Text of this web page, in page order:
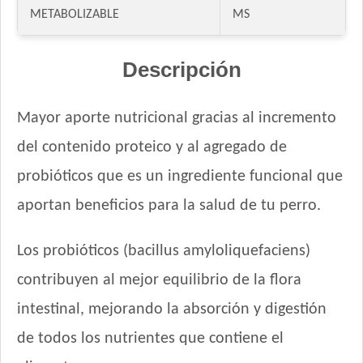
Fawna Perro Adulto Mordida Mediana y Grande
Gandum Perro Adulto
Gooster Perro Adulto
Gran Campeón Maintenance Perro Adulto Mordida Grande
Gran Campeón Perro Adulto Mordida Grande Carne, Pollo y
Cereales
Gran Pastor Perro Criadores
Handler Perro Adulto Mediano y Grande
High Pro Criadores Perro Adulto
Infinity Adulto Razas Medianas y Grandes
Iron Pet Perro Adultos de Razas Medianas y Grandes
METABOLIZABLE
MS
Descripción
Mayor aporte nutricional gracias al incremento
del contenido proteico y al agregado de
probióticos que es un ingrediente funcional que
aportan beneficios para la salud de tu perro.
Los probióticos (bacillus amyloliquefaciens)
contribuyen al mejor equilibrio de la flora
intestinal, mejorando la absorción y digestión
de todos los nutrientes que contiene el